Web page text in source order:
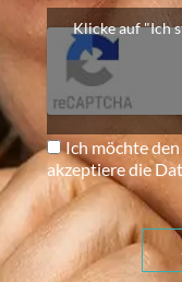
Klicke auf "Ich
Ich möchte
akzeptiere die